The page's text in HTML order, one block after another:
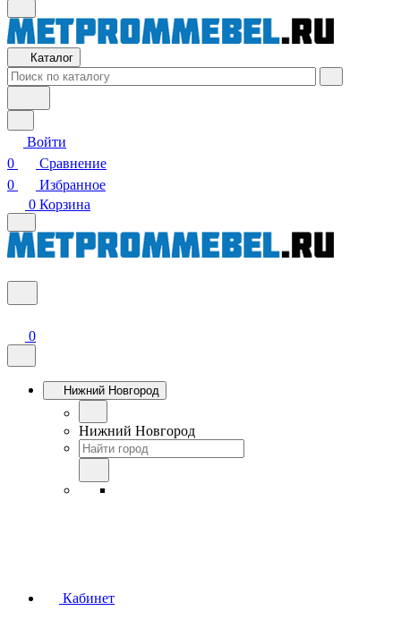
Каталог
Войти
0
Сравнение
0
Избранное
0 Корзина
0
Нижний Новгород
Нижний Новгород
Кабинет